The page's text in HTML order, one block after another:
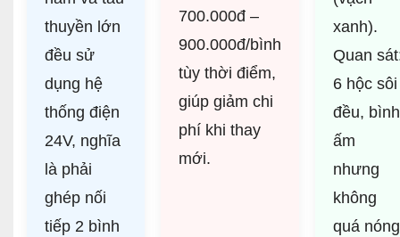
thuyền lớn
đều sử
dụng hệ
thống điện
24V, nghĩa
là phải
ghép nối
tiếp 2 bình
700.000đ –
900.000đ/bình
tùy thời điểm,
giúp giảm chi
phí khi thay
mới.
xanh).
Quan
6 hộc sôi
đều, bình
ấm
nhưng
không
quá